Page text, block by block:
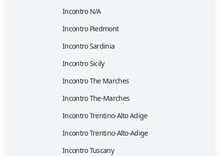
Incontro N/A
Incontro Piedmont
Incontro Sardinia
Incontro Sicily
Incontro The Marches
Incontro The-Marches
Incontro Trentino-Alto Adige
Incontro Trentino-Alto-Adige
Incontro Tuscany